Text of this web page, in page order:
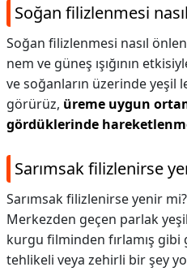
Soğan filizlenmesi
Soğan filizlenmesi nasıl
nem ve güneş ışığının
ve soğanların üzerinde
görürüz, üreme uygun
gördüklerinde
Sarımsak filizlenirse
Sarımsak filizlenirse yenir
Merkezden geçen parlak
kurgu filminden fırlamış
tehlikeli veya zehirli bir şey